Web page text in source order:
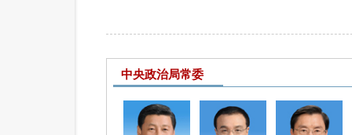
中央政治局常委